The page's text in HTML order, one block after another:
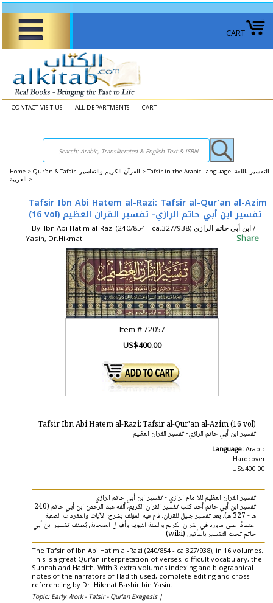
CART
CONTACT-VISIT US ALL DEPARTMENTS CART
Home > Qur'an & Tafsir القرآن الكريم والتفاسير > Tafsir in the Arabic Language التفسير باللغة
العربية >
Tafsir Ibn Abi Hatem al-Razi: Tafsir al-Qur'an al-Azim
(16 vol) تفسير ابن أبي حاتم الرازي- تفسير القران العظيم
By: Ibn Abi Hatim al-Razi (240/854 - ca.327/938) ابن أبي حاتم الرازي /
Yasin, Dr.Hikmat
Share
Item #72057
US$400.00
Tafsir Ibn Abi Hatem al-Razi: Tafsir al-Qur'an al-Azim (16 vol)
تفسير ابن أبي حاتم الرازي- تفسير القران العظيم
Language: Arabic
Hardcover
US$400.00
تفسير القران العظيم للا مام الرازي - تفسير ابن أبي حاتم الرازي
تفسير ابن أبي حاتم أحد كتب تفسير القران الكريم، ألفه عبد الرحمن ابن أبي حاتم (240
هـ - 327 هـ)، يعد تفسير جليل للقران، قام فيه المؤلف بشرح الآيات والمفردات الصعبة
اعتمادًا على ماورد في القران الكريم والسنة النبوية وأقوال الصحابة، يُصنف تفسير ابن أبي
حاتم تحت التفسير بالمأثور. (wiki)
The Tafsir of Ibn Abi Hatim al-Razi (240/854 - ca.327/938), in 16 volumes.
This is a great Qur'an interpretation of verses, difficult vocabulary, the
Sunnah and Hadith. With 3 extra volumes indexing and biographical
notes of the narrators of Hadith used, complete editing and cross-
referencing by Dr. Hikmat Bashir bin Yasin.
Topic: Early Work - Tafsir - Qur'an Exegesis |